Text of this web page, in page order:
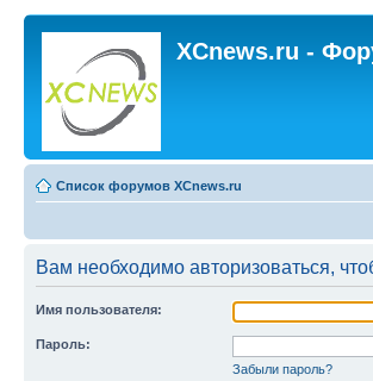
XCnews.ru -
Список форумов XCnews.ru
Вам необходимо авторизоваться,
Имя пользователя:
Пароль:
Забыли пароль?